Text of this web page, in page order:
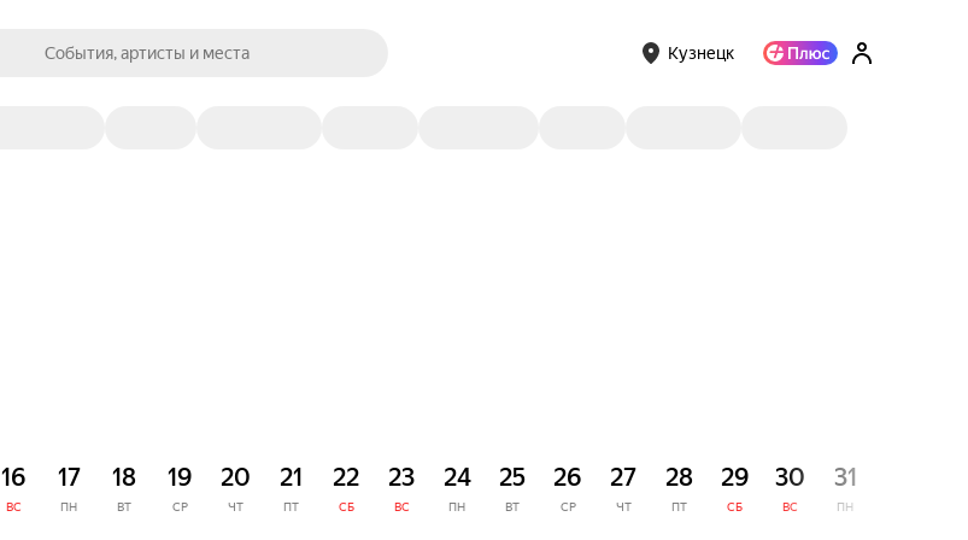
События, артисты и места Кузнецк
16
ВС
17
ПН
18
ВТ
19
СР
20
ЧТ
21
ПТ
22
СБ
23
ВС
24
ПН
25
ВТ
26
СР
27
ЧТ
28
ПТ
29
СБ
30
ВС
31
ПН